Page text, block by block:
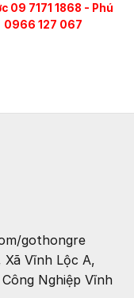
09 7171 1868 - Phú
0966 127 067
gothongre
Vĩnh Lộc A,
Nghiệp Vĩnh